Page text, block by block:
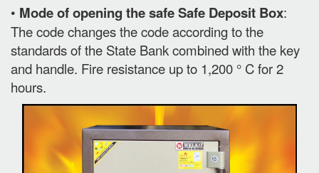
• Mode of opening the safe Safe Deposit Box:
The code changes the code according to the
standards of the State Bank combined with the key
and handle. Fire resistance up to 1,200 ° C for 2
hours.